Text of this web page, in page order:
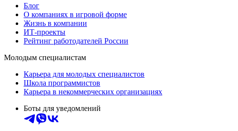
Блог
О компаниях в игровой форме
Жизнь в компании
ИТ-проекты
Рейтинг работодателей России
Молодым специалистам
Карьера для молодых специалистов
Школа программистов
Карьера в некоммерческих организациях
Боты для уведомлений